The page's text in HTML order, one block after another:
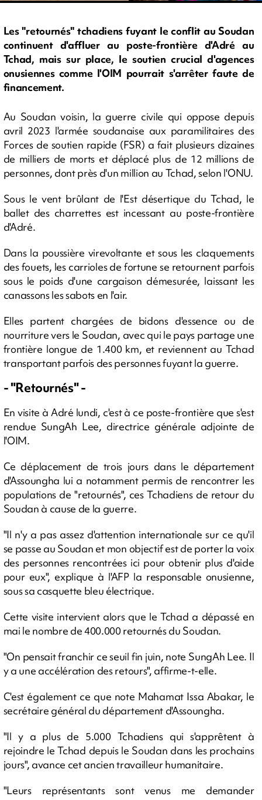
Les "retournés" tchadiens fuyant le conflit au Soudan
continuent d'affluer au poste-frontière d'Adré au
Tchad, mais sur place, le soutien crucial d'agences
onusiennes comme l'OIM pourrait s'arrêter faute de
financement.
Au Soudan voisin, la guerre civile qui oppose depuis
avril 2023 l'armée soudanaise aux paramilitaires des
Forces de soutien rapide (FSR) a fait plusieurs dizaines
de milliers de morts et déplacé plus de 12 millions de
personnes, dont près d'un million au Tchad, selon l'ONU.
Sous le vent brûlant de l'Est désertique du Tchad, le
ballet des charrettes est incessant au poste-frontière
d'Adré.
Dans la poussière virevoltante et sous les claquements
des fouets, les carrioles de fortune se retournent parfois
sous le poids d'une cargaison démesurée, laissant les
canassons les sabots en l'air.
Elles partent chargées de bidons d'essence ou de
nourriture vers le Soudan, avec qui le pays partage une
frontière longue de 1.400 km, et reviennent au Tchad
transportant parfois des personnes fuyant la guerre.
- "Retournés" -
En visite à Adré lundi, c'est à ce poste-frontière que s'est
rendue SungAh Lee, directrice générale adjointe de
l'OIM.
Ce déplacement de trois jours dans le département
d'Assoungha lui a notamment permis de rencontrer les
populations de "retournés", ces Tchadiens de retour du
Soudan à cause de la guerre.
"Il n'y a pas assez d'attention internationale sur ce qu'il
se passe au Soudan et mon objectif est de porter la voix
des personnes rencontrées ici pour obtenir plus d'aide
pour eux", explique à l'AFP la responsable onusienne,
sous sa casquette bleu électrique.
Cette visite intervient alors que le Tchad a dépassé en
mai le nombre de 400.000 retournés du Soudan.
"On pensait franchir ce seuil fin juin, note SungAh Lee. Il
y a une accélération des retours", affirme-t-elle.
C'est également ce que note Mahamat Issa Abakar, le
secrétaire général du département d'Assoungha.
"Il y a plus de 5.000 Tchadiens qui s'apprêtent à
rejoindre le Tchad depuis le Soudan dans les prochains
jours", avance cet ancien travailleur humanitaire.
"Leurs représentants sont venus me demander